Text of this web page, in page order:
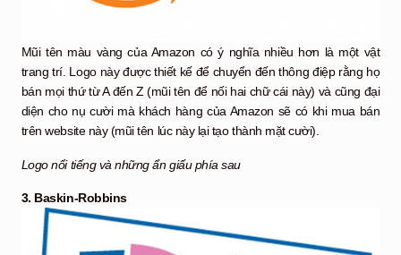
Mũi tên màu vàng của Amazon có ý nghĩa nhiều hơn là một vật
trang trí. Logo này được thiết kế để chuyển đến thông điệp rằng họ
bán mọi thứ từ A đến Z (mũi tên để nối hai chữ cái này) và cũng đại
diện cho nụ cười mà khách hàng của Amazon sẽ có khi mua bán
trên website này (mũi tên lúc này lại tạo thành mặt cười).
Logo nổi tiếng và những ẩn giấu phía sau
3. Baskin-Robbins